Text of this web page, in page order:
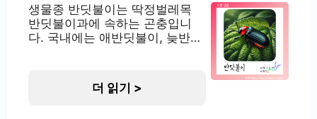
생물종 반딧불이는 딱정벌레목
반딧불이과에 속하는 곤충입니
다. 국내에는 애반딧불이, 늦반딧
두 생물 발광 능력을 가지고 있어
밤에 빛을 냅니다. 반딧불이는 환
더 읽기 >